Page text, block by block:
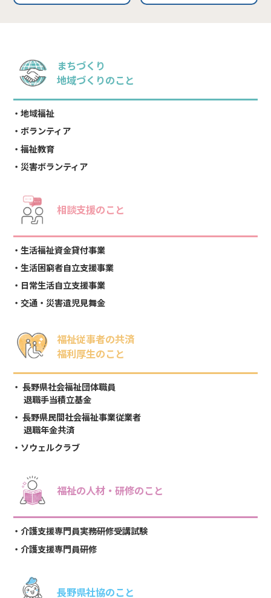
まちづくり
地域づくりのこと
地域福祉
ボランティア
福祉教育
災害ボランティア
相談支援のこと
生活福祉資金貸付事業
生活困窮者自立支援事業
日常生活自立支援事業
交通・災害遺児見舞金
福祉従事者の共済
福利厚生のこと
長野県社会福祉団体職員
退職手当積立基金
長野県民間社会福祉事業従業者
退職年金共済
ソウェルクラブ
福祉の人材・研修のこと
介護支援専門員実務研修受講試験
介護支援専門員研修
長野県社協のこと